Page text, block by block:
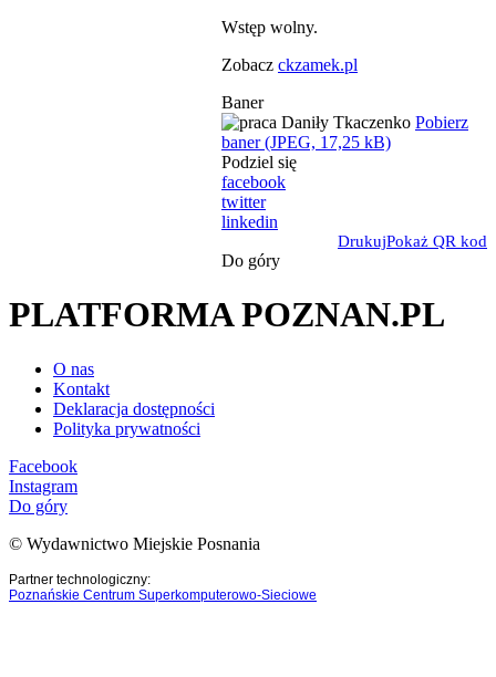
Wstęp wolny.
Zobacz ckzamek.pl
Baner
Pobierz
baner (JPEG, 17,25 kB)
Podziel się
facebook
twitter
linkedin
DrukujPokaż QR kod
Do góry
PLATFORMA POZNAN.PL
O nas
Kontakt
Deklaracja dostępności
Polityka prywatności
Facebook
Instagram
Do góry
© Wydawnictwo Miejskie Posnania
Partner technologiczny:
Poznańskie Centrum Superkomputerowo-Sieciowe